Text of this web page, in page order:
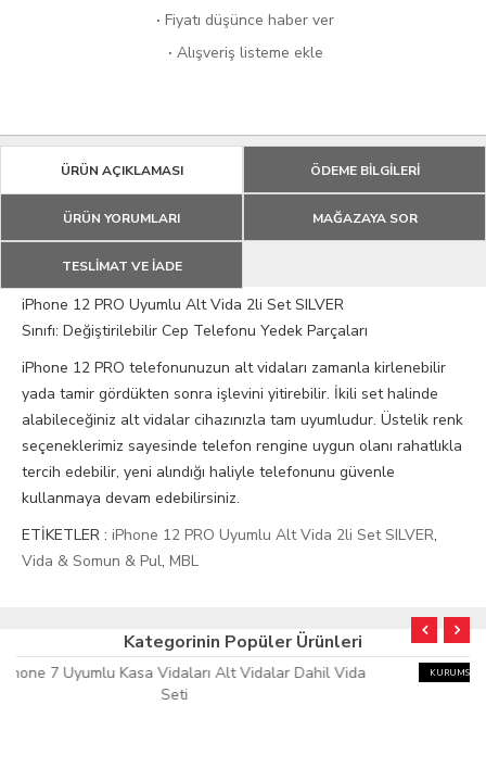
· Fiyatı düşünce haber ver
· Alışveriş listeme ekle
ÜRÜN AÇIKLAMASI ÖDEME BİLGİLERİ
ÜRÜN YORUMLARI MAĞAZAYA SOR
TESLİMAT VE İADE
iPhone 12 PRO Uyumlu Alt Vida 2li Set SILVER
Sınıfı: Değiştirilebilir Cep Telefonu Yedek Parçaları
iPhone 12 PRO telefonunuzun alt vidaları zamanla kirlenebilir
yada tamir gördükten sonra işlevini yitirebilir. İkili set halinde
alabileceğiniz alt vidalar cihazınızla tam uyumludur. Üstelik renk
seçeneklerimiz sayesinde telefon rengine uygun olanı rahatlıkla
tercih edebilir, yeni alındığı haliyle telefonunu güvenle
kullanmaya devam edebilirsiniz.
ETİKETLER : iPhone 12 PRO Uyumlu Alt Vida 2li Set SILVER,
Vida & Somun & Pul, MBL
Kategorinin Popüler Ürünleri
KURUMSAL FATURA HIZLI KARGO